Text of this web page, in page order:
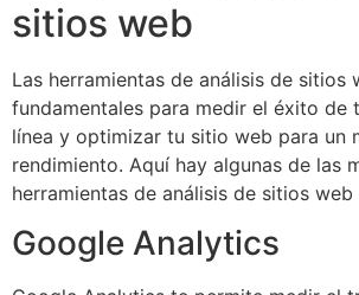
sitios web
Las herramientas de análisis de sitios
fundamentales para medir el éxito de
línea y optimizar tu sitio web para un
rendimiento. Aquí hay algunas de las
herramientas de análisis de sitios
Google Analytics